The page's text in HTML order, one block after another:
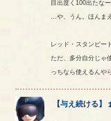
目出度く100出たな
…や、うん。ほんま
レッド・スタンピー
ただ、多分自分じゃ
っちなら使えるんや
【与え続ける】